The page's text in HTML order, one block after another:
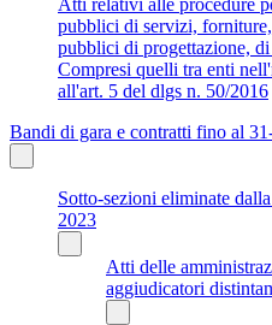
pubblici di servizi,
pubblici di progettazione,
Compresi quelli tra enti
all'art. 5 del dlgs n. 50/2016
Bandi di gara e contratti fino al
Sotto-sezioni eliminate
2023
Atti delle
aggiudicatori